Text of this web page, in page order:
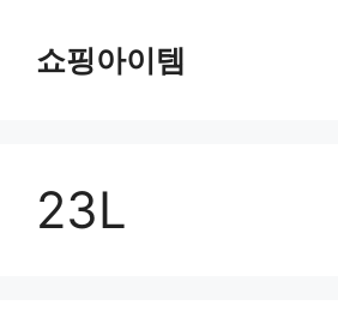
쇼핑아이템
23L